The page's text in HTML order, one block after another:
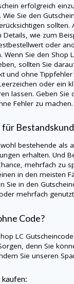
erfolgreich
Sie den
sollten.
Details, wie zum
oder
Wenn Sie den Shop
sollten Sie
und ohne Tippfehler
oder ein
lassen. Geben Sie
Fehler zu machen.
bestehende als
erhalten. Und
mehrfach zu
in den meisten
Sie in den
mehrfach
Code?
LC
denn Sie
Sie unseren
kaufen: